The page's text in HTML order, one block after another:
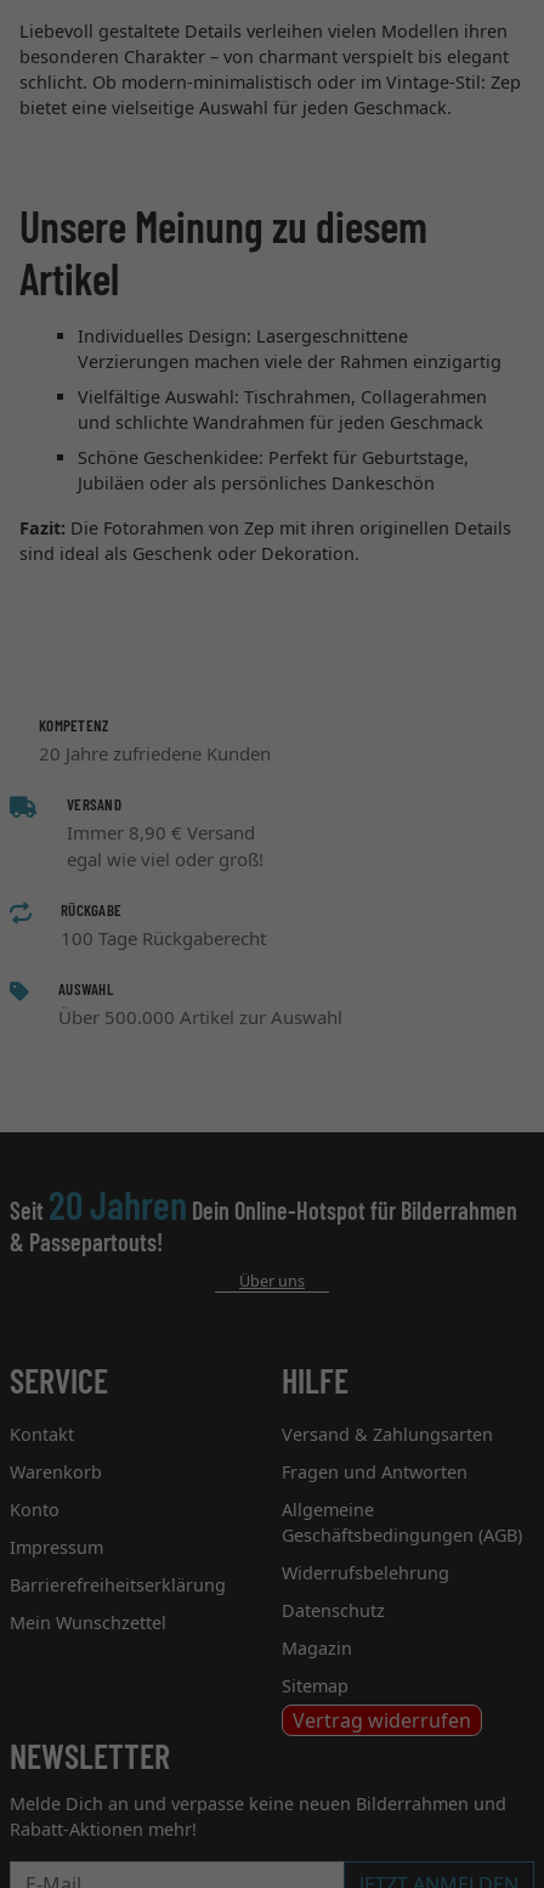
Liebevoll gestaltete Details verleihen vielen Modellen ihren
besonderen Charakter – von charmant verspielt bis elegant
schlicht. Ob modern-minimalistisch oder im Vintage-Stil: Zep
bietet eine vielseitige Auswahl für jeden Geschmack.
Unsere Meinung zu diesem
Artikel
Individuelles Design: Lasergeschnittene
Verzierungen machen viele der Rahmen einzigartig
Vielfältige Auswahl: Tischrahmen, Collagerahmen
und schlichte Wandrahmen für jeden Geschmack
Schöne Geschenkidee: Perfekt für Geburtstage,
Jubiläen oder als persönliches Dankeschön
Fazit: Die Fotorahmen von Zep mit ihren originellen Details
sind ideal als Geschenk oder Dekoration.
KOMPETENZ
20 Jahre zufriedene Kunden
VERSAND
Immer 8,90 € Versand
egal wie viel oder groß!
RÜCKGABE
100 Tage Rückgaberecht
AUSWAHL
Über 500.000 Artikel zur Auswahl
Seit 20 Jahren Dein Online-Hotspot für Bilderrahmen
& Passepartouts!
Über uns
SERVICE
Kontakt
Warenkorb
Konto
Impressum
Barrierefreiheitserklärung
Mein Wunschzettel
HILFE
Versand & Zahlungsarten
Fragen und Antworten
Allgemeine
Geschäftsbedingungen (AGB)
Widerrufsbelehrung
Datenschutz
Magazin
Sitemap
Vertrag widerrufen
NEWSLETTER
Melde Dich an und verpasse keine neuen Bilderrahmen und
Rabatt-Aktionen mehr!
Newsletter